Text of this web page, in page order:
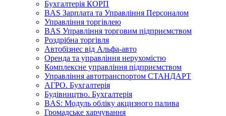
Бухгалтерія КОРП
BAS Зарплата та Управління Персоналом
Управління торгівлею
BAS Управління торговим підприємством
Роздрібна торгівля
Автобізнес від Альфа-авто
Оренда та управління нерухомістю
Комплексне управління підприємством
Управління автотранспортом СТАНДАРТ
АГРО. Бухгалтерія
Будівництво. Бухгалтерія
BAS: Модуль обліку акцизного палива
Громадське харчування